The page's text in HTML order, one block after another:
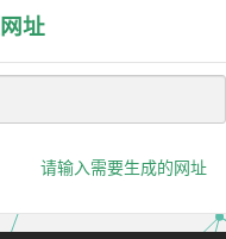
址
请输入需要生成的网址